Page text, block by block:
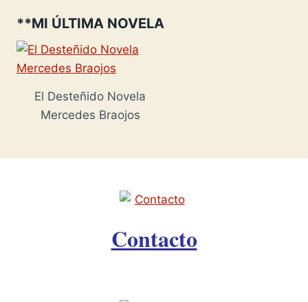
**MI ÚLTIMA NOVELA
El Desteñido Novela
Mercedes Braojos
Contacto